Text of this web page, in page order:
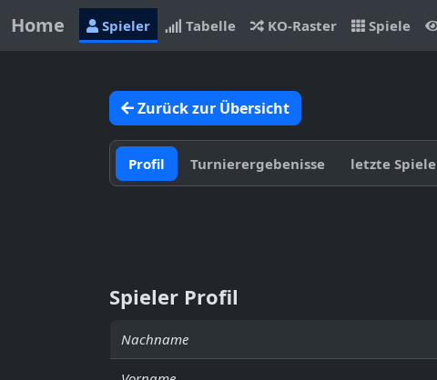
Home Spieler Tabelle KO-Raster Spiele
Zurück zur Übersicht
Profil Turnierergebenisse letzte Spiele
Spieler Profil
Nachname